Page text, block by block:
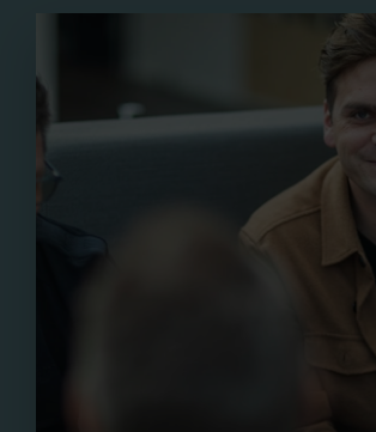
Optimering af forretningsprocesser